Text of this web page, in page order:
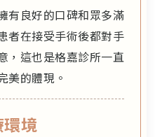
有良好的口碑和眾多滿
者在接受手術後都對手
，這也是格嘉診所一直
美的體現。
環境